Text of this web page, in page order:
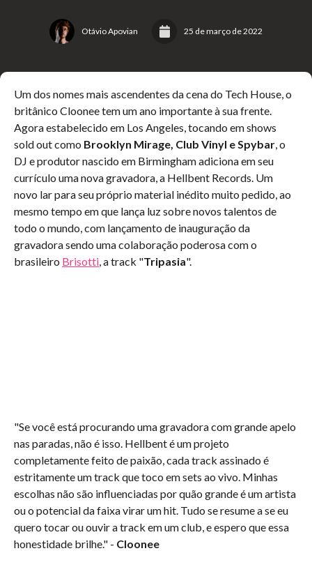
Otávio Apovian 25 de março de 2022
Um dos nomes mais ascendentes da cena do Tech House, o
britânico Cloonee tem um ano importante à sua frente.
Agora estabelecido em Los Angeles, tocando em shows
sold out como Brooklyn Mirage, Club Vinyl e Spybar, o
DJ e produtor nascido em Birmingham adiciona em seu
currículo uma nova gravadora, a Hellbent Records. Um
novo lar para seu próprio material inédito muito pedido, ao
mesmo tempo em que lança luz sobre novos talentos de
todo o mundo, com lançamento de inauguração da
gravadora sendo uma colaboração poderosa com o
brasileiro Brisotti, a track "Tripasia".
"Se você está procurando uma gravadora com grande apelo
nas paradas, não é isso. Hellbent é um projeto
completamente feito de paixão, cada track assinado é
estritamente um track que toco em sets ao vivo. Minhas
escolhas não são influenciadas por quão grande é um artista
ou o potencial da faixa virar um hit. Tudo se resume a se eu
quero tocar ou ouvir a track em um club, e espero que essa
honestidade brilhe." - Cloonee